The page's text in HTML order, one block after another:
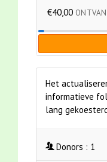
€40,00
Het
informatieve
lang
Donors : 1